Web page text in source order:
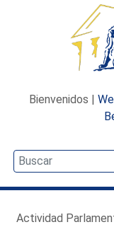
Bienvenidos |
Actividad